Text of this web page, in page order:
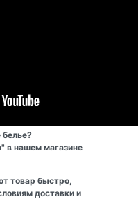
в нашем магазине
товар быстро,
доставки и